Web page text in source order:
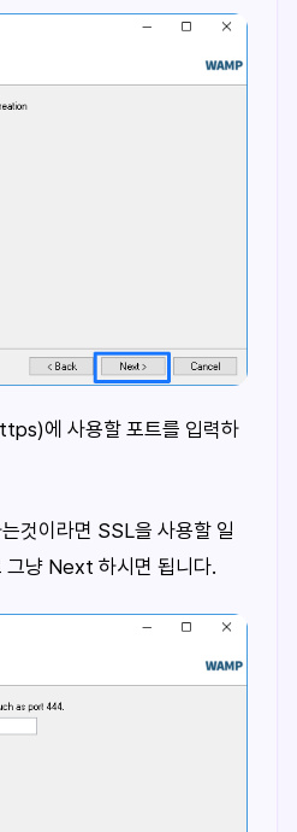
에 사용할 포트를 입력하
것이라면 SSL을 사용할 일
그냥 Next 하시면 됩니다.